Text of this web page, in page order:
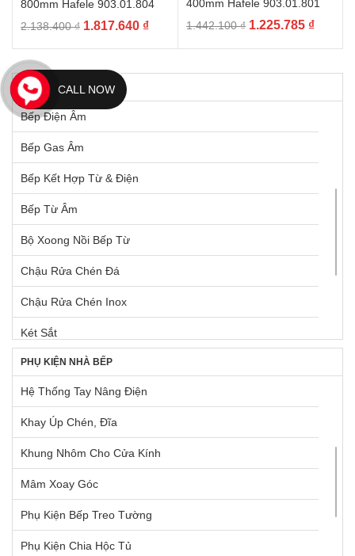
800mm Hafele 903.01.804
2.138.400₫ Giá
2.138.400 ₫.
1.817.640 ₫Giá
là:
400mm Hafele 903.01.801
1.442.100₫ Giá
1.442.100 ₫.
1.225.785 ₫Giá
là:
THIẾT BỊ GIA DỤNG
Bếp Điện Âm
Bếp Gas Âm
Bếp Kết Hợp Từ & Điện
Bếp Từ Âm
Bộ Xoong Nồi Bếp Từ
Chậu Rửa Chén Đá
Chậu Rửa Chén Inox
Két Sắt
Lò Nướng Âm Tủ
Lò Nướng Ngoài Trời
Máy Giặt & Máy Sấy
Máy Hút Mùi Âm Tủ
Máy Hút Mùi Gắn Tường
Máy Pha Cà Phê
Máy Rửa Chén
PHỤ KIỆN NHÀ BẾP
Hệ Thống Tay Nâng Điện
Khay Úp Chén, Đĩa
Khung Nhôm Cho Cửa Kính
Mâm Xoay Góc
Phụ Kiện Bếp Treo Tường
Phụ Kiện Chia Hộc Tủ
CALL NOW